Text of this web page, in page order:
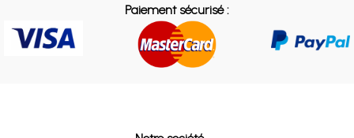
Paiement sécurisé :